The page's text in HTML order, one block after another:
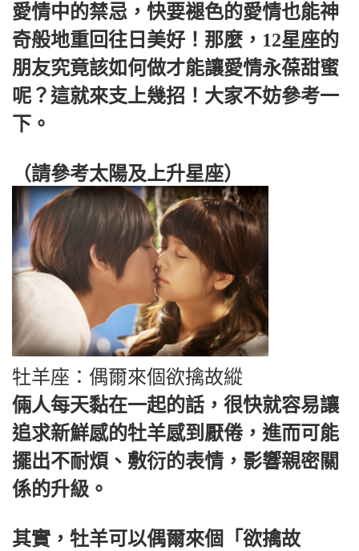
愛情中的禁忌，快要褪色的愛情也能神
奇般地重回往日美好！那麼，12星座的
朋友究竟該如何做才能讓愛情永葆甜蜜
呢？這就來支上幾招！大家不妨參考一
下。
（請參考太陽及上升星座）
牡羊座：偶爾來個欲擒故縱
倆人每天黏在一起的話，很快就容易讓
追求新鮮感的牡羊感到厭倦，進而可能
擺出不耐煩、敷衍的表情，影響親密關
係的升級。
其實，牡羊可以偶爾來個「欲擒故